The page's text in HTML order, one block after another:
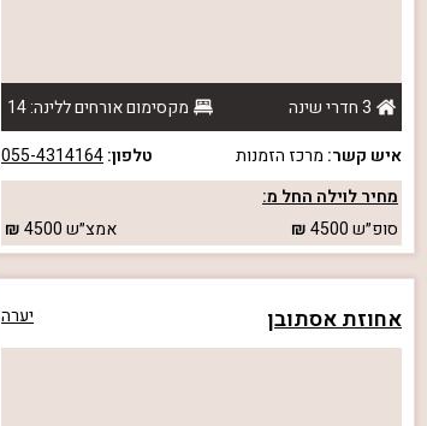
3 חדרי שינה
מקסימום אורחים ללינה: 14
איש קשר: מרכז הזמנות טלפון:055-4314164
מחיר לוילה החל מ:
סופ״ש4500 אמצ״ש4500
אחוזת אסתובן יערה